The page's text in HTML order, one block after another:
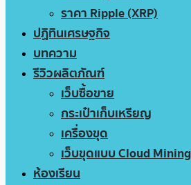
ราคา Ripple (XRP)
ปฏิทินเศรษฐกิจ
บทความ
รีวิวผลิตภัณฑ์
เว็บซื้อขาย
กระเป๋าเก็บเหรียญ
เครื่องขุด
เว็บขุดแบบ Cloud Mining
ห้องเรียน